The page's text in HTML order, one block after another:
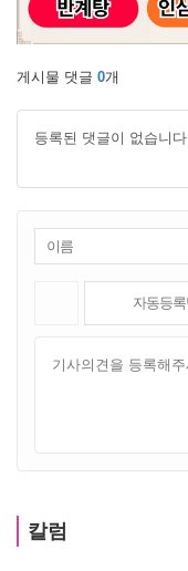
게시물 댓글 0개
등록된 댓글이 없습니다.
칼럼